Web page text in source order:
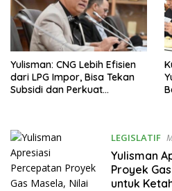
Yulisman: CNG Lebih Efisien
dari LPG Impor, Bisa Tekan
Subsidi dan Perkuat
LEGISLATIF
Yulisman
Proyek
untuk